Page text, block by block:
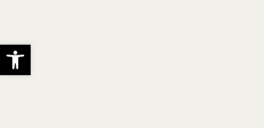
Abrir barra de herramientas